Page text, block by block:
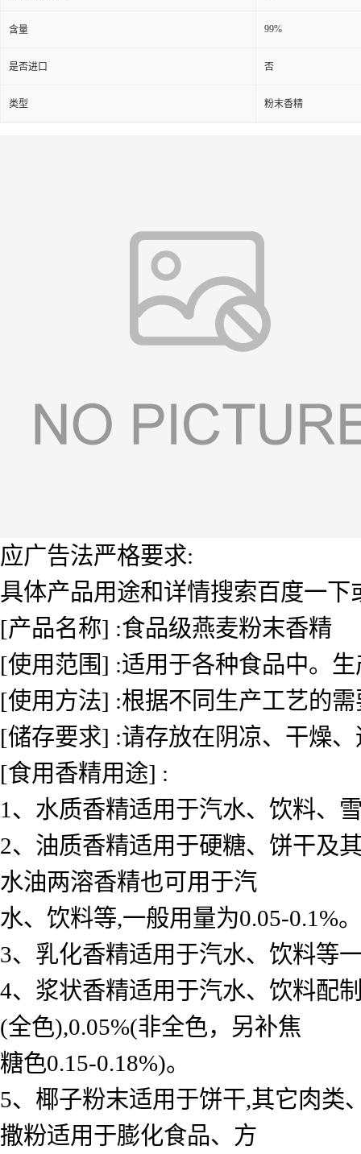
含量 99%
是否进口 否
类型 粉末香精
应广告法严格要求:
具体产品用途和详情搜索百度一
[产品名称] :食品级燕麦粉末香精
[使用范围] :适用于各种食品中。
[使用方法] :根据不同生产工艺的
[储存要求] :请存放在阴凉、干燥
[食用香精用途] :
1、水质香精适用于汽水、饮料、
2、油质香精适用于硬糖、饼干及
水油两溶香精也可用于汽
水、饮料等,一般用量为0.05-0.1%。
3、乳化香精适用于汽水、饮料等
4、浆状香精适用于汽水、饮料配
(全色),0.05%(非全色，另补焦
糖色0.15-0.18%)。
5、椰子粉末适用于饼干,其它肉类
撒粉适用于膨化食品、方